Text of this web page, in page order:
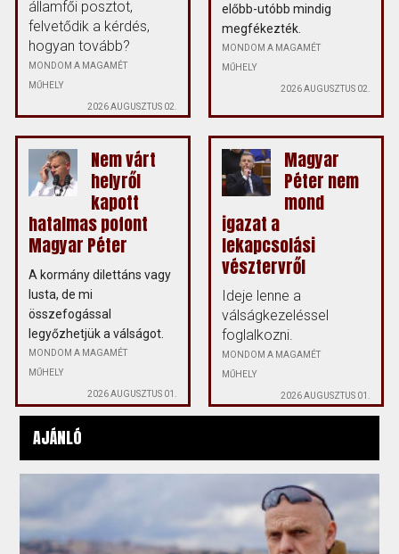
államfői posztot,
felvetődik a kérdés,
hogyan tovább?
MONDOM A MAGAMÉT
MŰHELY
2026 AUGUSZTUS 02.
előbb-utóbb mindig
megfékezték.
MONDOM A MAGAMÉT
MŰHELY
2026 AUGUSZTUS 02.
Nem várt
helyről
kapott
hatalmas pofont
Magyar Péter
A kormány dilettáns vagy
lusta, de mi
összefogással
legyőzhetjük a válságot.
MONDOM A MAGAMÉT
MŰHELY
2026 AUGUSZTUS 01.
Magyar
Péter nem
mond
igazat a
lekapcsolási
vésztervről
Ideje lenne a
válságkezeléssel
foglalkozni.
MONDOM A MAGAMÉT
MŰHELY
2026 AUGUSZTUS 01.
AJÁNLÓ